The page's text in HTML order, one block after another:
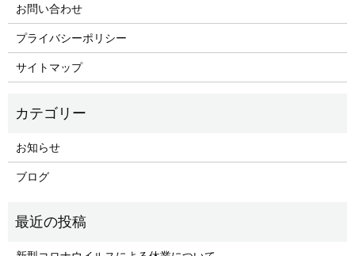
お問い合わせ
プライバシーポリシー
サイトマップ
お知らせ
ブログ